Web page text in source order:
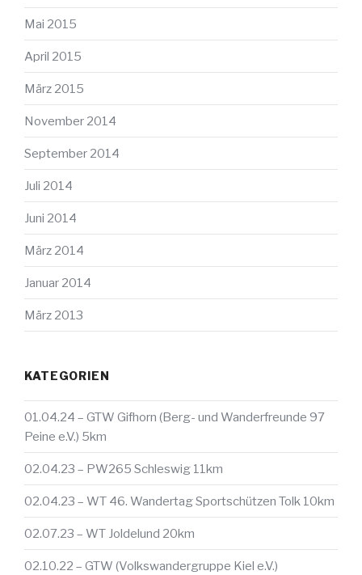
Mai 2015
April 2015
März 2015
November 2014
September 2014
Juli 2014
Juni 2014
März 2014
Januar 2014
März 2013
KATEGORIEN
01.04.24 – GTW Gifhorn (Berg- und Wanderfreunde 97
Peine e.V.) 5km
02.04.23 – PW265 Schleswig 11km
02.04.23 – WT 46. Wandertag Sportschützen Tolk 10km
02.07.23 – WT Joldelund 20km
02.10.22 – GTW (Volkswandergruppe Kiel e.V.)